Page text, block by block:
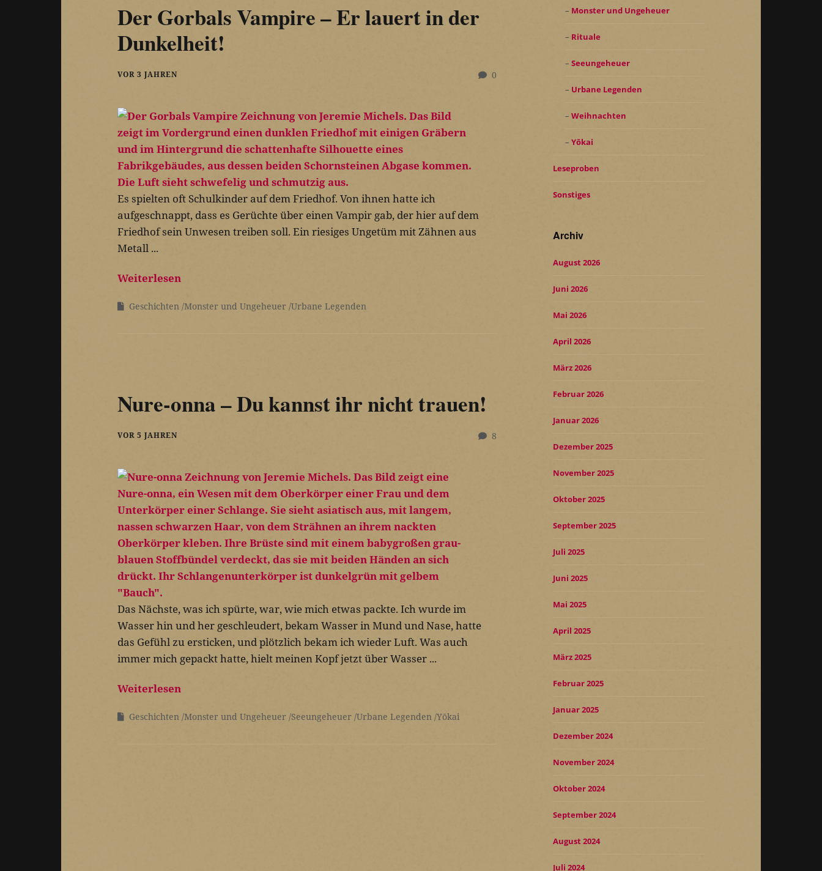
Der Gorbals Vampire – Er lauert in der
Dunkelheit!
0
VOR 3 JAHREN
Es spielten oft Schulkinder auf dem Friedhof. Von ihnen hatte ich
aufgeschnappt, dass es Gerüchte über einen Vampir gab, der hier auf dem
Friedhof sein Unwesen treiben soll. Ein riesiges Ungetüm mit Zähnen aus
Metall ...
Weiterlesen
Geschichten Monster und Ungeheuer Urbane Legenden
Nure-onna – Du kannst ihr nicht trauen!
8
VOR 5 JAHREN
Das Nächste, was ich spürte, war, wie mich etwas packte. Ich wurde im
Wasser hin und her geschleudert, bekam Wasser in Mund und Nase, hatte
das Gefühl zu ersticken, und plötzlich bekam ich wieder Luft. Was auch
immer mich gepackt hatte, hielt meinen Kopf jetzt über Wasser ...
Weiterlesen
Geschichten Monster und Ungeheuer Seeungeheuer Urbane Legenden Yōkai
Monster und Ungeheuer
Rituale
Seeungeheuer
Urbane Legenden
Weihnachten
Yōkai
Leseproben
Sonstiges
Archiv
August 2026
Juni 2026
Mai 2026
April 2026
März 2026
Februar 2026
Januar 2026
Dezember 2025
November 2025
Oktober 2025
September 2025
Juli 2025
Juni 2025
Mai 2025
April 2025
März 2025
Februar 2025
Januar 2025
Dezember 2024
November 2024
Oktober 2024
September 2024
August 2024
Juli 2024